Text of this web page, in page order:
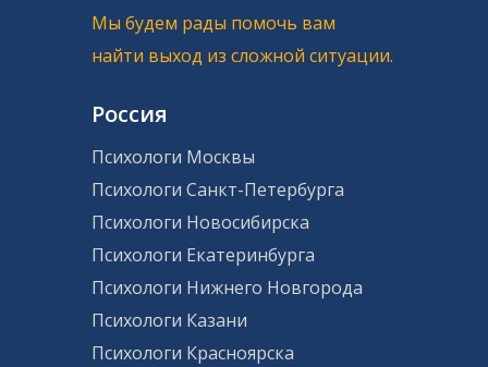
Мы будем рады помочь вам
найти выход из сложной ситуации.
Россия
Психологи Москвы
Психологи Санкт-Петербурга
Психологи Новосибирска
Психологи Екатеринбурга
Психологи Нижнего Новгорода
Психологи Казани
Психологи Красноярска